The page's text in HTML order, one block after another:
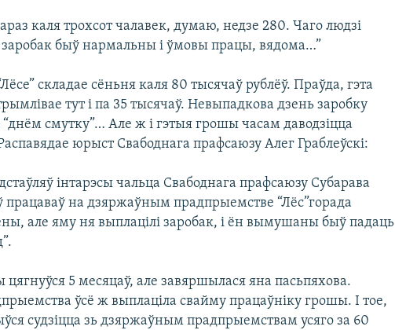
каля трохсот чалавек, думаю, недзе 280. Чаго людзі
заробак быў нармальны і ўмовы працы, вядома…”
складае сёньня каля 80 тысячаў рублёў. Праўда, гэта
тут і па 35 тысячаў. Невыпадкова дзень заробку
смутку”… Але ж і гэтыя грошы часам даводзіцца
юрыст Свабоднага прафсаюзу Алег Граблеўскі:
інтарэсы чальца Свабоднага прафсаюзу Субарава
на дзяржаўным прадпрыемстве “Лёс”горада
але яму ня выплацілі заробак, і ён вымушаны быў падаць
цягнуўся 5 месяцаў, але завяршылася яна пасьпяхова.
ўсё ж выплаціла свайму працаўніку грошы. І тое,
судзіцца зь дзяржаўным прадпрыемствам усяго за 60